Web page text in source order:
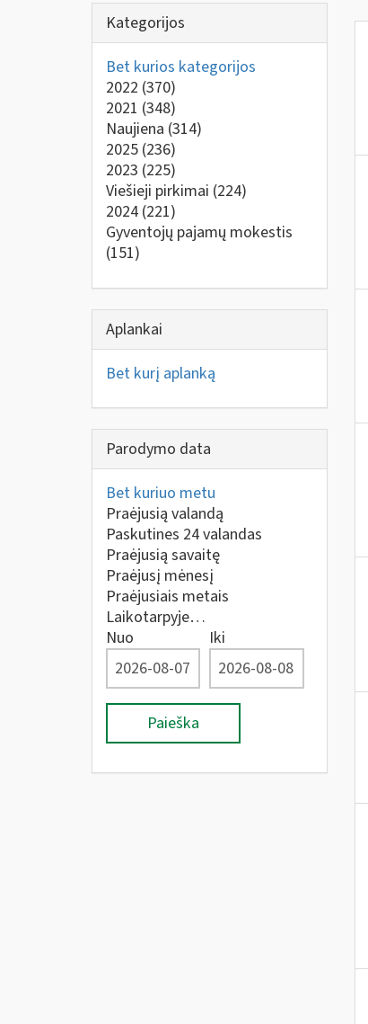
Kategorijos
Bet kurios kategorijos
2022 (370)
2021 (348)
Naujiena (314)
2025 (236)
2023 (225)
Viešieji pirkimai (224)
2024 (221)
Gyventojų pajamų mokestis
(151)
Aplankai
Bet kurį aplanką
Parodymo data
Bet kuriuo metu
Praėjusią valandą
Paskutines 24 valandas
Praėjusią savaitę
Praėjusį mėnesį
Praėjusiais metais
Laikotarpyje…
Nuo
Iki
Paieška